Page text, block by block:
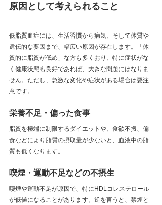
原因として考えられること
低脂質血症には、生活習慣から病気、そして体質や
遺伝的な要因まで、幅広い原因が存在します。「体
質的に脂質が低め」な方も多くおり、特に症状がな
く健康状態も良好であれば、大きな問題にはなりま
せん。ただし、急激な変化や症状がある場合は要注
意です。
栄養不足・偏った食事
脂質を極端に制限するダイエットや、食欲不振、偏
食などにより脂質の摂取量が少ないと、血液中の脂
質も低くなります。
喫煙・運動不足などの不摂生
喫煙や運動不足が原因で、特にHDLコレステロール
が低値になることがあります。逆を言うと、禁煙と